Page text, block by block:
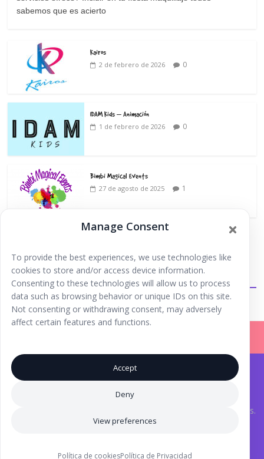
Manage Consent
To provide the best experiences, we use technologies like
cookies to store and/or access device information.
Consenting to these technologies will allow us to process
data such as browsing behavior or unique IDs on this site.
Not consenting or withdrawing consent, may adversely
affect certain features and functions.
Accept
Deny
View preferences
Política de cookiesPolítica de Privacidad
sabemos que es acierto
Kairos
2 de febrero de 2026 0
IDAM Kids – Animación
1 de febrero de 2026 0
Bimbi Magical Events
27 de agosto de 2025 1
Extraescolares
Iniciar Sesión | Registrarse |
Copyright © 2026Ibiza Fun Family. Todos los derechos
reservados.Aviso Legal
y Laura Torres.
Iconos creados por Eucalyp - Flaticon